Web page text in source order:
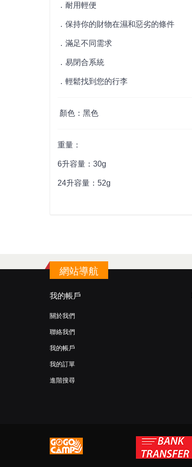
．耐用輕便
．保持你的財物在濕和惡劣的條件
．滿足不同需求
．易閉合系統
．輕鬆找到您的行李
顏色：黑色
重量：
6升容量：30g
24升容量：52g
網站導航
我的帳戶
關於我們
聯絡我們
我的帳戶
我的訂單
進階搜尋